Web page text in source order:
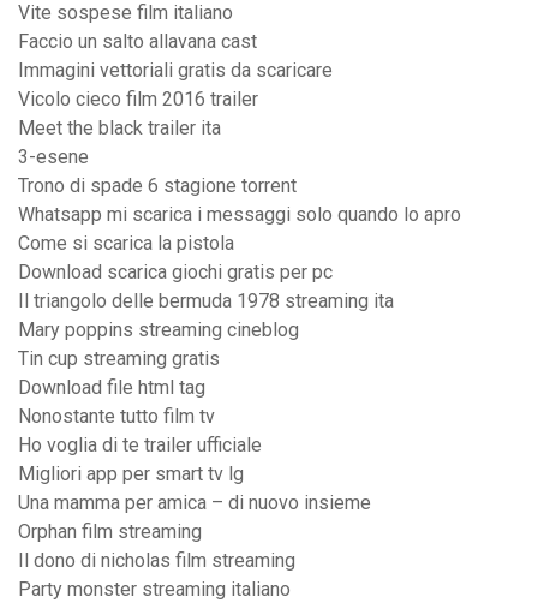
Vite sospese film italiano
Faccio un salto allavana cast
Immagini vettoriali gratis da scaricare
Vicolo cieco film 2016 trailer
Meet the black trailer ita
3-esene
Trono di spade 6 stagione torrent
Whatsapp mi scarica i messaggi solo quando lo apro
Come si scarica la pistola
Download scarica giochi gratis per pc
Il triangolo delle bermuda 1978 streaming ita
Mary poppins streaming cineblog
Tin cup streaming gratis
Download file html tag
Nonostante tutto film tv
Ho voglia di te trailer ufficiale
Migliori app per smart tv lg
Una mamma per amica – di nuovo insieme
Orphan film streaming
Il dono di nicholas film streaming
Party monster streaming italiano